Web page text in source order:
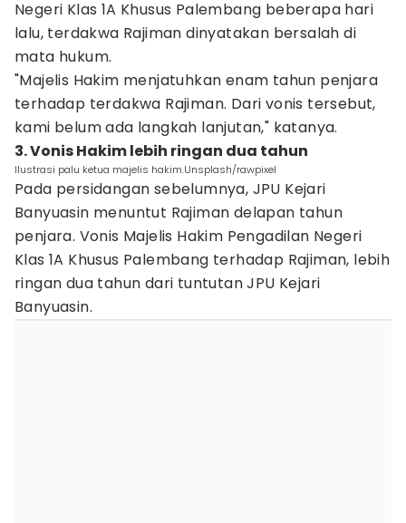
Negeri Klas 1A Khusus Palembang beberapa hari
lalu, terdakwa Rajiman dinyatakan bersalah di
mata hukum.
"Majelis Hakim menjatuhkan enam tahun penjara
terhadap terdakwa Rajiman. Dari vonis tersebut,
kami belum ada langkah lanjutan," katanya.
3. Vonis Hakim lebih ringan dua tahun
Ilustrasi palu ketua majelis hakim.Unsplash/rawpixel
Pada persidangan sebelumnya, JPU Kejari
Banyuasin menuntut Rajiman delapan tahun
penjara. Vonis Majelis Hakim Pengadilan Negeri
Klas 1A Khusus Palembang terhadap Rajiman, lebih
ringan dua tahun dari tuntutan JPU Kejari
Banyuasin.